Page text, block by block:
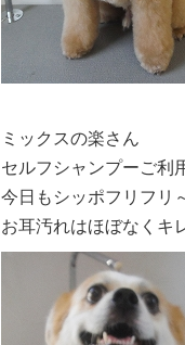
ミックスの楽さん
セルフシャンプーご利
今日もシッポフリフリ
お耳汚れはほぼなくキ